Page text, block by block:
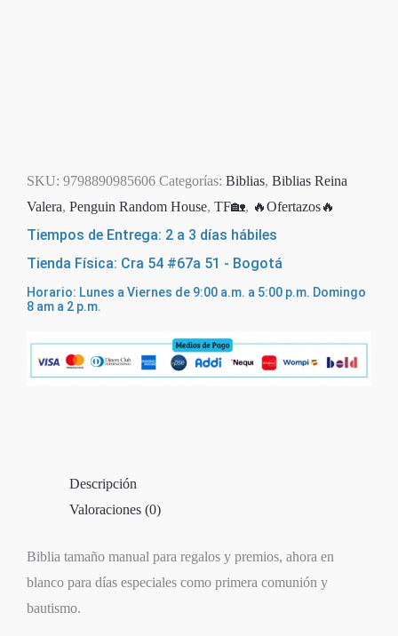
SKU: 9798890985606 Categorías: Biblias, Biblias Reina
Valera, Penguin Random House, TF🏡, 🔥Ofertazos🔥
Tiempos de Entrega: 2 a 3 días hábiles
Tienda Física: Cra 54 #67a 51 - Bogotá
Horario: Lunes a Viernes de 9:00 a.m. a 5:00 p.m. Domingo
8 am a 2 p.m.
Descripción
Valoraciones (0)
Biblia tamaño manual para regalos y premios, ahora en
blanco para días especiales como primera comunión y
bautismo.